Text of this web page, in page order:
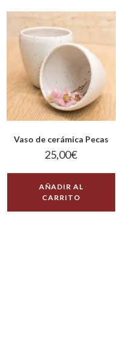
Vaso de cerámica Pecas
25,00€
AÑADIR AL
CARRITO